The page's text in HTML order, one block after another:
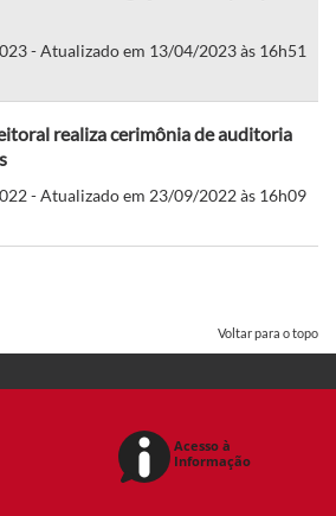
- Atualizado em 13/04/2023 às 16h51
realiza cerimônia de auditoria
- Atualizado em 23/09/2022 às 16h09
Voltar para o topo